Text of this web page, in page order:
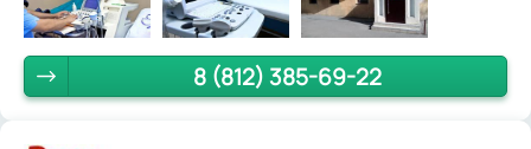
8 (812) 385-69-22